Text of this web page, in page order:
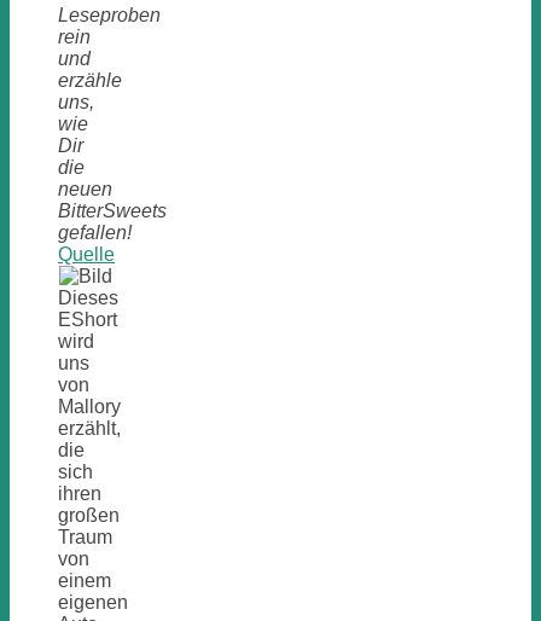
Leseproben
rein
und
erzähle
uns,
wie
Dir
die
neuen
BitterSweets
gefallen!
Quelle
Dieses
EShort
wird
uns
von
Mallory
erzählt,
die
sich
ihren
großen
Traum
von
einem
eigenen